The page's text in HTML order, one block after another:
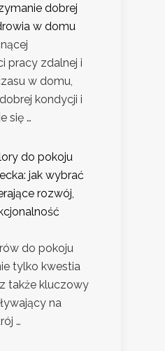
dobrej
w domu
pracy zdalnej i
w domu,
kondycji i
się …
do pokoju
jak wybrać
rozwój,
do pokoju
tylko kwestia
także kluczowy
na
…